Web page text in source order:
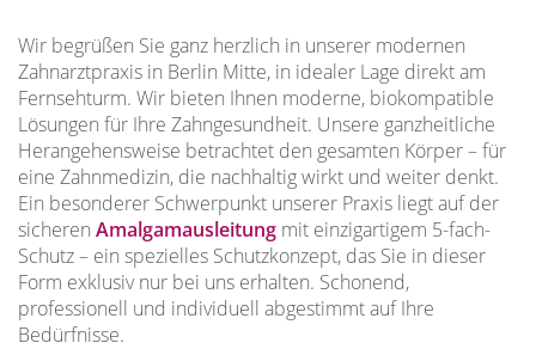
Wir begrüßen Sie ganz herzlich in unserer modernen
Zahnarztpraxis in Berlin Mitte, in idealer Lage direkt am
Fernsehturm. Wir bieten Ihnen moderne, biokompatible
Lösungen für Ihre Zahngesundheit. Unsere ganzheitliche
Herangehensweise betrachtet den gesamten Körper – für
eine Zahnmedizin, die nachhaltig wirkt und weiter denkt.
Ein besonderer Schwerpunkt unserer Praxis liegt auf der
sicheren Amalgamausleitung mit einzigartigem 5-fach-
Schutz – ein spezielles Schutzkonzept, das Sie in dieser
Form exklusiv nur bei uns erhalten. Schonend,
professionell und individuell abgestimmt auf Ihre
Bedürfnisse.